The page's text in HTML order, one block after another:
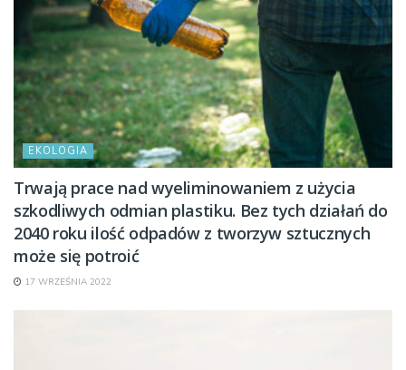
EKOLOGIA
Trwają prace nad wyeliminowaniem z użycia
szkodliwych odmian plastiku. Bez tych działań do
2040 roku ilość odpadów z tworzyw sztucznych
może się potroić
17 WRZEŚNIA 2022